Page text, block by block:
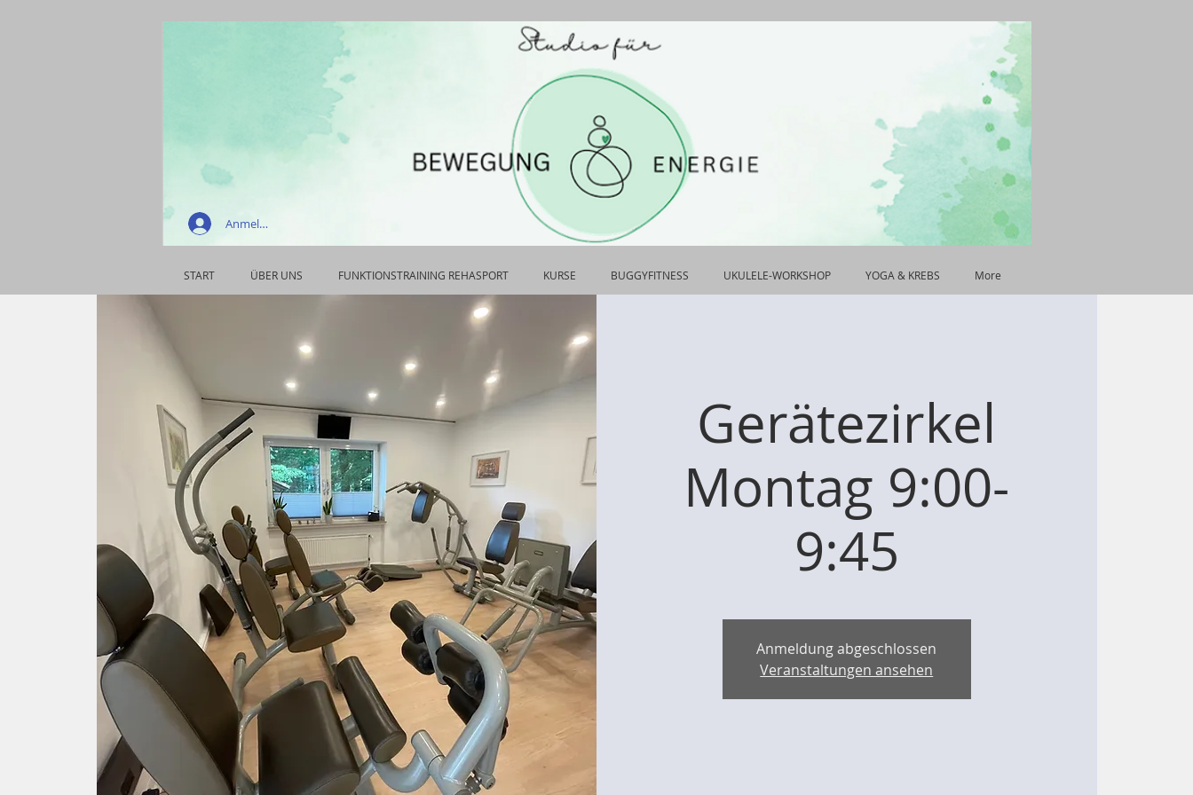
Anmelden
START ÜBER UNS FUNKTIONSTRAINING REHASPORT KURSE BUGGYFITNESS UKULELE-WORKSHOP YOGA & KREBS More
Gerätezirkel
Montag 9:00-
9:45
Anmeldung abgeschlossen
Veranstaltungen ansehen